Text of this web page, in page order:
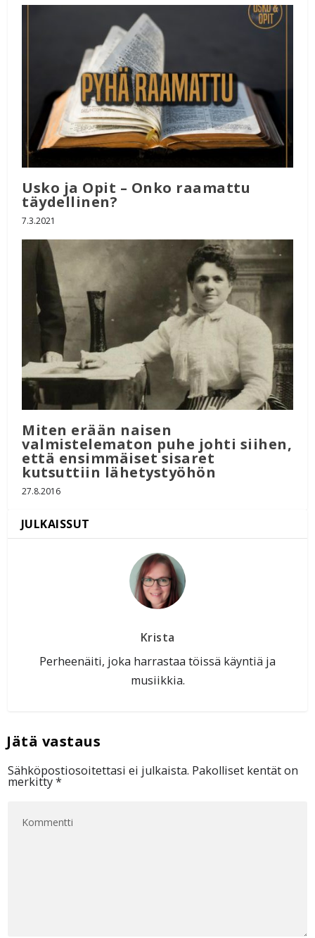
Usko ja Opit – Onko raamattu
täydellinen?
7.3.2021
Miten erään naisen
valmistelematon puhe johti siihen,
että ensimmäiset sisaret
kutsuttiin lähetystyöhön
27.8.2016
Krista
Perheenäiti, joka harrastaa töissä käyntiä ja
musiikkia.
Sähköpostiosoitettasi ei julkaista. Pakolliset kentät on
merkitty*